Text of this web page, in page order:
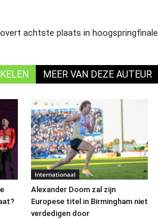
achtste plaats in hoogspringfinale
MEER VAN DEZE AUTEUR
Internationaal
Alexander Doom zal zijn
Europese titel in Birmingham niet
verdedigen door